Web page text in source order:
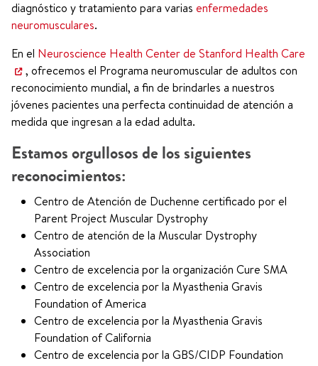
diagnóstico y tratamiento para varias enfermedades
neuromusculares.
En el Neuroscience Health Center de Stanford Health Care
, ofrecemos el Programa neuromuscular de adultos con
reconocimiento mundial, a fin de brindarles a nuestros
jóvenes pacientes una perfecta continuidad de atención a
medida que ingresan a la edad adulta.
Estamos orgullosos de los siguientes
reconocimientos:
Centro de Atención de Duchenne certificado por el
Parent Project Muscular Dystrophy
Centro de atención de la Muscular Dystrophy
Association
Centro de excelencia por la organización Cure SMA
Centro de excelencia por la Myasthenia Gravis
Foundation of America
Centro de excelencia por la Myasthenia Gravis
Foundation of California
Centro de excelencia por la GBS/CIDP Foundation